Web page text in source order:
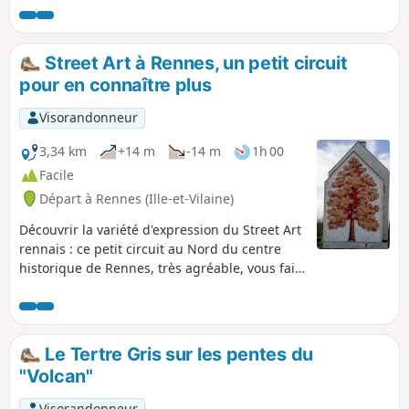
aux jardins du Thabor. Le circuit permet aussi
d'apprécier la richesse architecturale du vieux
Rennes ainsi que certaines façades admirables.
Street Art à Rennes, un petit circuit
pour en connaître plus
Visorandonneur
3,34 km
+14 m -14 m
1h 00
Facile
Départ à Rennes (Ille-et-Vilaine)
Découvrir la variété d'expression du Street Art
rennais : ce petit circuit au Nord du centre
historique de Rennes, très agréable, vous fait
d'œuvres.Allant de simples tags et lettrages,
vers les graffitis et les fresques murales, en
incluant les mosaïques, les dessins et
signatures diverses, cette courte balade très
colorée vous fait apprécier toutes les facettes
de cet art moderne. Un mélange de
Le Tertre Gris sur les pentes du
"Volcan"